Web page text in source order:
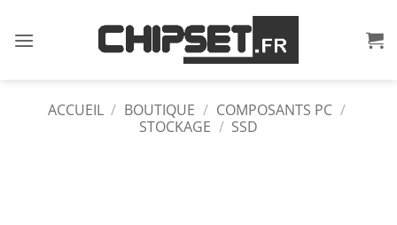
au
ACCUEIL / BOUTIQUE / COMPOSANTS PC /
STOCKAGE / SSD